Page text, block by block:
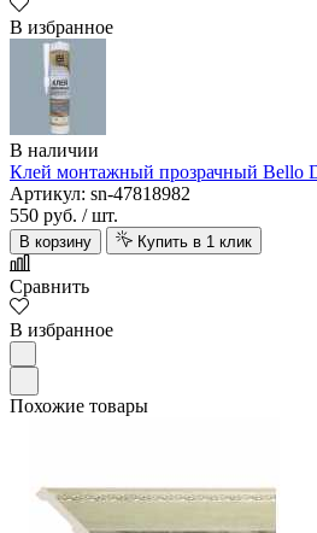
В избранное
В наличии
Клей монтажный прозрачный Bello
Артикул: sn-47818982
550 руб. / шт.
В корзину Купить в 1 клик
Сравнить
В избранное
Похожие товары